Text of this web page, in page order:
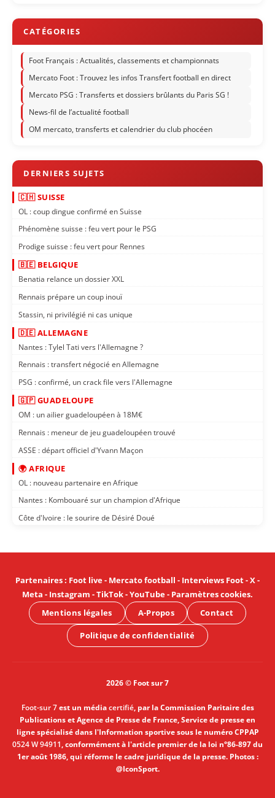
Foot Français : Actualités, classements et championnats
Mercato Foot : Trouvez les infos Transfert football en direct
Mercato PSG : Transferts et dossiers brûlants du Paris SG !
News-fil de l’actualité football
OM mercato, transferts et calendrier du club phocéen
🇨🇭 SUISSE
OL : coup dingue confirmé en Suisse
Phénomène suisse : feu vert pour le PSG
Prodige suisse : feu vert pour Rennes
🇧🇪 BELGIQUE
Benatia relance un dossier XXL
Rennais prépare un coup inouï
Stassin, ni privilégié ni cas unique
🇩🇪 ALLEMAGNE
Nantes : Tylel Tati vers l'Allemagne ?
Rennais : transfert négocié en Allemagne
PSG : confirmé, un crack file vers l'Allemagne
🇬🇵 GUADELOUPE
OM : un ailier guadeloupéen à 18M€
Rennais : meneur de jeu guadeloupéen trouvé
ASSE : départ officiel d'Yvann Maçon
🌍 AFRIQUE
OL : nouveau partenaire en Afrique
Nantes : Kombouaré sur un champion d'Afrique
Côte d'Ivoire : le sourire de Désiré Doué
Partenaires: Foot live- Mercato football - Interviews Foot-X-
Meta - Instagram -TikTok-YouTube- Paramètres cookies.
Mentions légales
A-Propos Contact
Politique de confidentialité
2026 © Foot sur 7
Foot-sur 7est un médiacertifié, par la Commission Paritaire des
Publications et Agence de Presse de France, Service de presse en
ligne spécialisé dans l'Information sportive sous le numéro CPPAP
0524 W 94911, conformément à l'article premier de la loi n°86-897 du
1er août 1986, qui réforme le cadre juridique de la presse. Photos :
@IconSport.